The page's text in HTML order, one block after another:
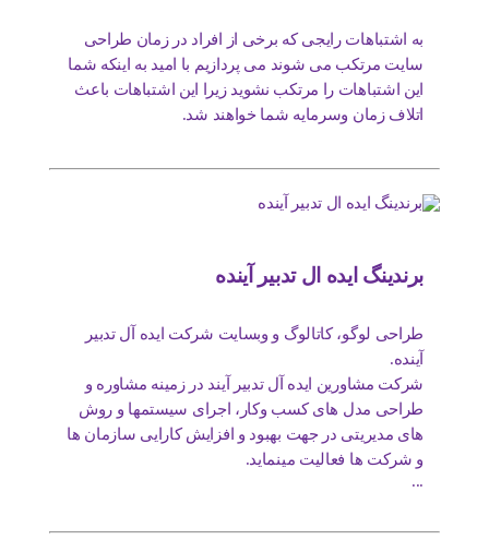
به اشتباهات رایجی که برخی از افراد در زمان طراحی
سایت مرتکب می شوند می پردازیم با امید به اینکه شما
این اشتباهات را مرتکب نشوید زیرا این اشتباهات باعث
اتلاف زمان وسرمایه شما خواهند شد.
برندینگ ایده ال تدبیر آینده
طراحی لوگو، کاتالوگ و وبسایت شرکت ایده آل تدبیر
آینده.
شرکت مشاورین ایده آل تدبیر آیند در زمینه مشاوره و
طراحی مدل های کسب وکار، اجرای سیستمها و روش
های مدیریتی در جهت بهبود و افزایش کارایی سازمان ها
و شرکت ها فعالیت مینماید.
...